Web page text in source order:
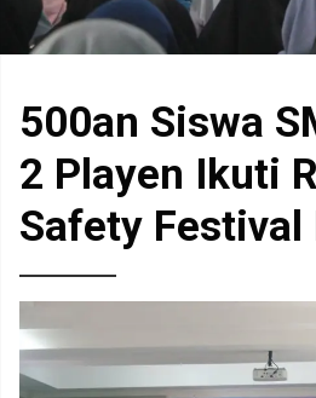
500an Siswa
2 Playen Ikuti
Safety Festival